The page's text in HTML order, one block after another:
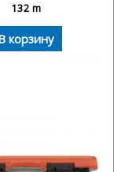
132 m
корзину